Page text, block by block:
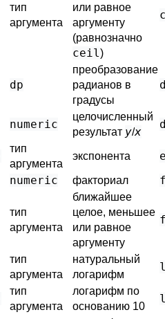
тип
аргумента
или равное
аргументу
(равнозначно
ceil)
dp
преобразование
радианов в
градусы
numeric
целочисленный
результат y/x
тип
аргумента
экспонента
numeric факториал
тип
аргумента
ближайшее
целое, меньшее
или равное
аргументу
тип
аргумента
натуральный
логарифм
тип
аргумента
логарифм по
основанию 10